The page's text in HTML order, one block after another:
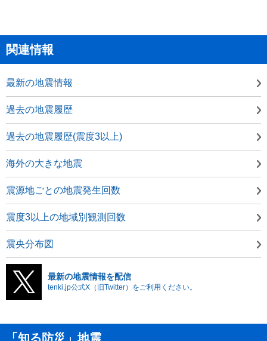
関連情報
最新の地震情報
過去の地震履歴
過去の地震履歴(震度3以上)
海外の大きな地震
震源地ごとの地震発生回数
震度3以上の地域別観測回数
震央分布図
最新の地震情報を配信
tenki.jp公式X（旧Twitter）をご利用ください。
「知る防災」地震